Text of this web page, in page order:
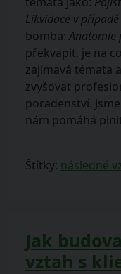
Likvidace v
bomba: Anatomie
překvapit, je na
zajímavá témata
zvyšovat
poradenství.
nám pomáhá
Štítky: následné
Jak
vztah s